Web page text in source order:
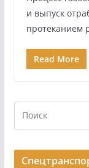
и выпуск
протеканием
Read More